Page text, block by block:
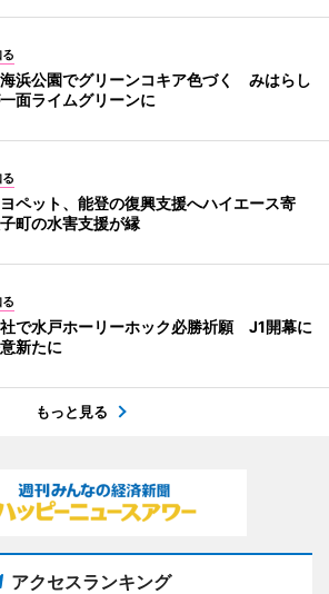
浜公園でグリーンコキア色づく みはらし
面ライムグリーンに
ペット、能登の復興支援へハイエース寄
町の水害支援が縁
で水戸ホーリーホック必勝祈願 J1開幕に
新たに
もっと見る
アクセスランキング